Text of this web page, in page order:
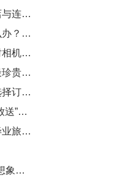
热敏票据打印机怎么选？单店与连锁门店选型对比
小票打印机蓝牙连接失败怎么办？从配对到断连7步排查
怕浪费相纸？适合新手的即时相机推荐
穿梭在雪域高原的公益行丨最珍贵的“礼物”，是让孩子看见远方
前置仓和微型履约中心如何选择订单小票打印机？
喵汪生日会高萌回顾！“萌力放送”请查收~
拍立得毕业生免费领？你的毕业旅行照，也有机会上「三影堂」影展了！
世界也有AB面！来看看这些想象力拉满的拍立得作品~